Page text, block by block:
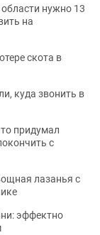
нужно 13
на
скота в
куда звонить в
придумал
с
лазанья с
эффектно